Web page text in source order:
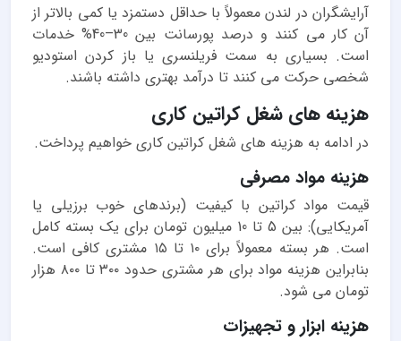
آرایشگران در لندن معمولاً با حداقل دستمزد یا کمی بالاتر از
آن کار می کنند و درصد پورسانت بین 30–40% خدمات
است. بسیاری به سمت فریلنسری یا باز کردن استودیو
شخصی حرکت می کنند تا درآمد بهتری داشته باشند.
هزینه های شغل کراتین کاری
در ادامه به هزینه های شغل کراتین کاری خواهیم پرداخت.
هزینه مواد مصرفی
قیمت مواد کراتین با کیفیت (برندهای خوب برزیلی یا
آمریکایی): بین 5 تا 10 میلیون تومان برای یک بسته کامل
است. هر بسته معمولاً برای ۱۰ تا ۱۵ مشتری کافی است.
بنابراین هزینه مواد برای هر مشتری حدود ۳۰۰ تا ۸۰۰ هزار
تومان می شود.
هزینه ابزار و تجهیزات